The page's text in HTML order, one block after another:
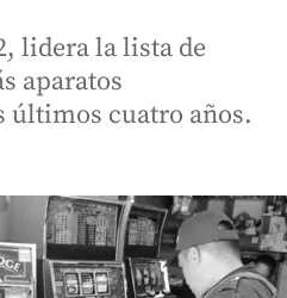
lidera la lista de
aparatos
últimos cuatro años.